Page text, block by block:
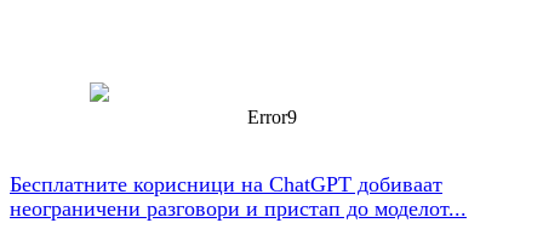
Error9
Бесплатните корисници на ChatGPT добиваат
неограничени разговори и пристап до моделот...